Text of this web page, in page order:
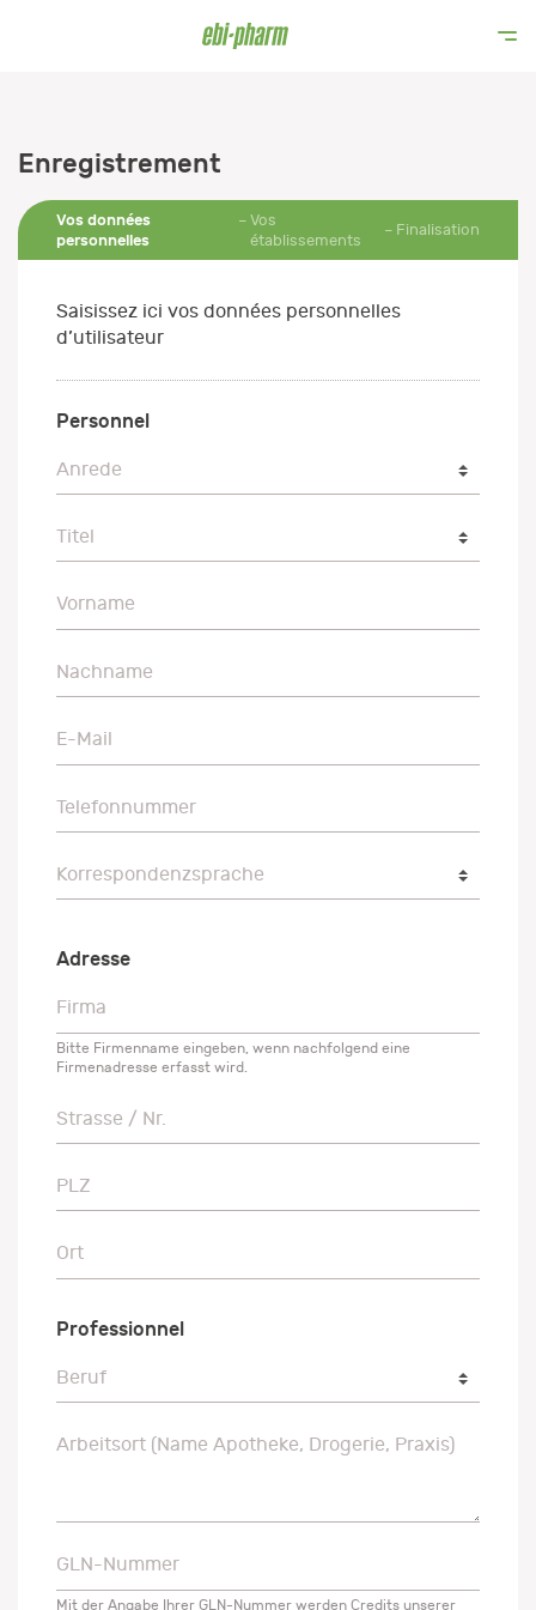
Enregistrement
Vos données
personnelles
Vos
établissements
Finalisation
Saisissez ici vos données personnelles
d’utilisateur
Personnel
Anrede
Anrede
Titel
Titel
Vorname
Vorname
Nachname
Nachname
E-Mail
E-Mail
Telefonnummer
Telefonnummer
Korrespondenzsprache
Korrespondenzsprache
Adresse
Firma
Firma
Bitte Firmenname eingeben, wenn nachfolgend eine
Firmenadresse erfasst wird.
Strasse / Nr.
Strasse / Nr.
PLZ
PLZ
Ort
Ort
Professionnel
Beruf
Beruf
Arbeitsort (Name Apotheke, Drogerie, Praxis)
Arbeitsort (Name Apotheke, Drogerie, Praxis)
GLN-Nummer
GLN-Nummer
Mit der Angabe Ihrer GLN-Nummer werden Credits unserer